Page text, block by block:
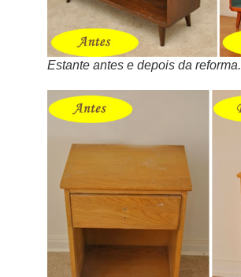
Estante antes e depois da reforma.